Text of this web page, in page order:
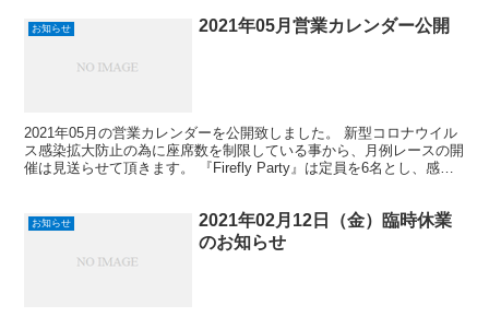
お知らせ 2021年05月営業カレンダー公開
2021年05月の営業カレンダーを公開致しました。 新型コロナウイル
ス感染拡大防止の為に座席数を制限している事から、月例レースの開
催は見送らせて頂きます。 『Firefly Party』は定員を6名とし、感染
お知らせ
2021年02月12日（金）臨時休業
のお知らせ